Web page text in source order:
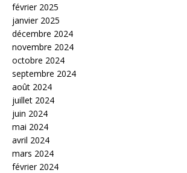
février 2025
janvier 2025
décembre 2024
novembre 2024
octobre 2024
septembre 2024
août 2024
juillet 2024
juin 2024
mai 2024
avril 2024
mars 2024
février 2024